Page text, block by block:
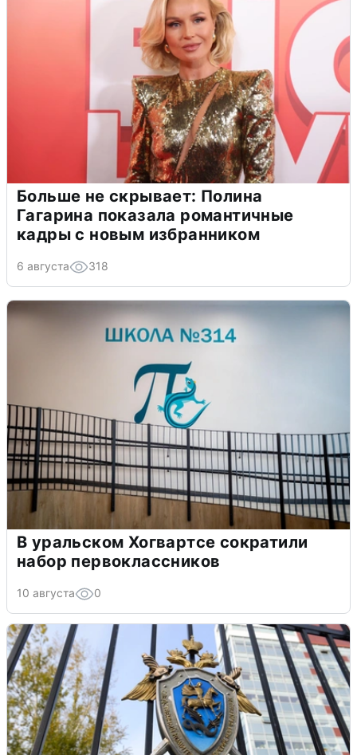
Больше не скрывает: Полина
Гагарина показала романтичные
кадры с новым избранником
6 августа 318
В уральском Хогвартсе сократили
набор первоклассников
10 августа 0